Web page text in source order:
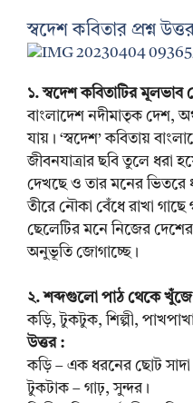
স্বদেশ কবিতার প্রশ্ন
১. স্বদেশ কবিতাটির মূলভাব
বাংলাদেশ নদীমাতৃক দেশ,
যায়। ‘স্বদেশ’ কবিতায়
জীবনযাত্রার ছবি তুলে ধরা
দেখছে ও তার মনের ভিতরে
তীরে নৌকা বেঁধে রাখা
ছেলেটির মনে নিজের
অনুভূতি জোগাচ্ছে।
২. শব্দগুলো পাঠ থেকে খুঁজে
কড়ি, টুকটুক, শিল্পী,
উত্তর :
কড়ি – এক ধরনের ছোট
টুকটাক – গাঢ়, সুন্দর।